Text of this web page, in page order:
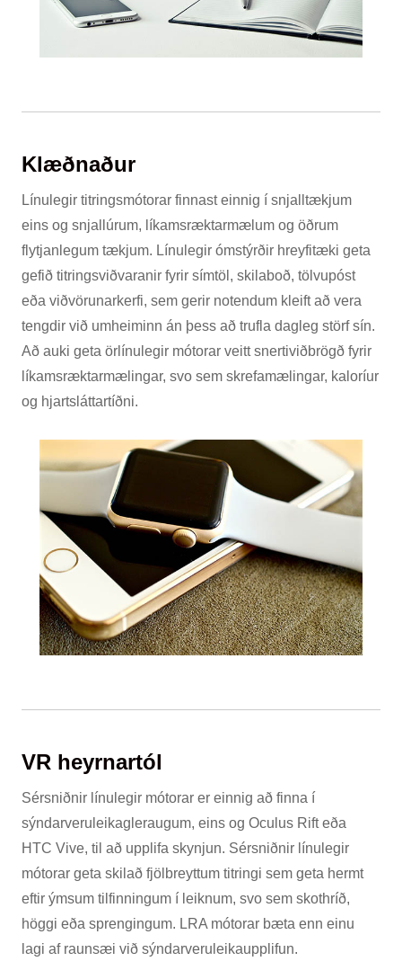
Klæðnaður
Línulegir titringsmótorar finnast einnig í snjalltækjum
eins og snjallúrum, líkamsræktarmælum og öðrum
flytjanlegum tækjum. Línulegir ómstýrðir hreyfitæki geta
gefið titringsviðvaranir fyrir símtöl, skilaboð, tölvupóst
eða viðvörunarkerfi, sem gerir notendum kleift að vera
tengdir við umheiminn án þess að trufla dagleg störf sín.
Að auki geta örlínulegir mótorar veitt snertiviðbrögð fyrir
líkamsræktarmælingar, svo sem skrefamælingar, kaloríur
og hjartsláttartíðni.
VR heyrnartól
Sérsniðnir línulegir mótorar er einnig að finna í
sýndarveruleikagleraugum, eins og Oculus Rift eða
HTC Vive, til að upplifa skynjun. Sérsniðnir línulegir
mótorar geta skilað fjölbreyttum titringi sem geta hermt
eftir ýmsum tilfinningum í leiknum, svo sem skothríð,
höggi eða sprengingum. LRA mótorar bæta enn einu
lagi af raunsæi við sýndarveruleikaupplifun.